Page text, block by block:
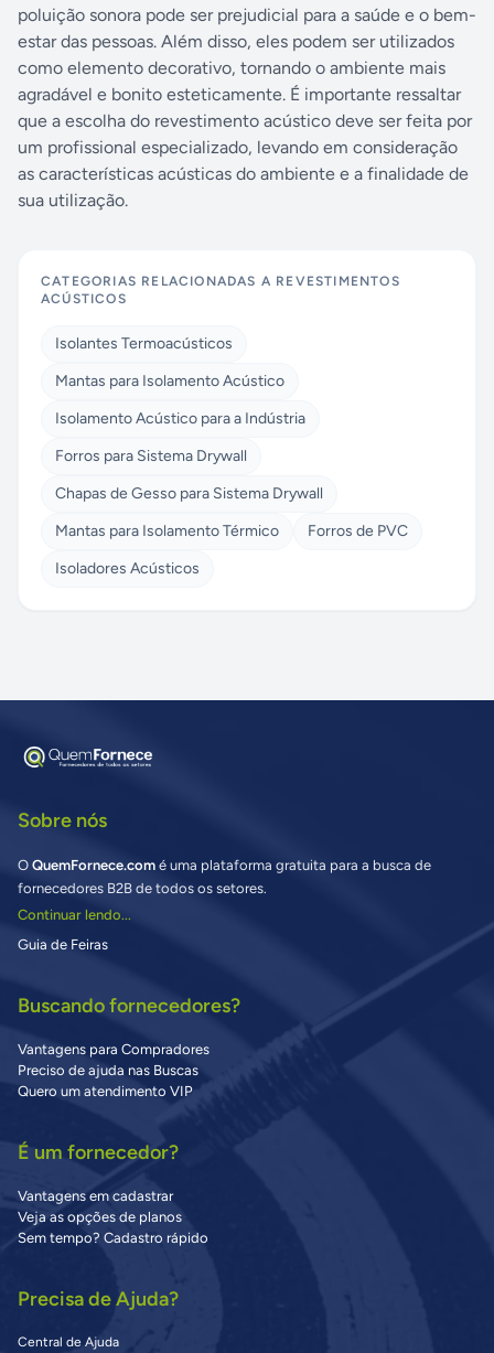
poluição sonora pode ser prejudicial para a saúde e o bem-
estar das pessoas. Além disso, eles podem ser utilizados
como elemento decorativo, tornando o ambiente mais
agradável e bonito esteticamente. É importante ressaltar
que a escolha do revestimento acústico deve ser feita por
um profissional especializado, levando em consideração
as características acústicas do ambiente e a finalidade de
sua utilização.
CATEGORIAS RELACIONADAS A REVESTIMENTOS
ACÚSTICOS
Isolantes Termoacústicos
Mantas para Isolamento Acústico
Isolamento Acústico para a Indústria
Forros para Sistema Drywall
Chapas de Gesso para Sistema Drywall
Mantas para Isolamento Térmico
Forros de PVC
Isoladores Acústicos
Sobre nós
O QuemFornece.com é uma plataforma gratuita para a busca de
fornecedores B2B de todos os setores.
Continuar lendo...
Guia de Feiras
Buscando fornecedores?
Vantagens para Compradores
Preciso de ajuda nas Buscas
Quero um atendimento VIP
É um fornecedor?
Vantagens em cadastrar
Veja as opções de planos
Sem tempo? Cadastro rápido
Precisa de Ajuda?
Central de Ajuda